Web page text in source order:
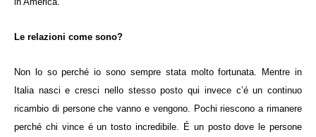
Le relazioni come sono?
Non lo so perché io sono sempre stata molto fortunata. Mentre in
Italia nasci e cresci nello stesso posto qui invece c’é un continuo
ricambio di persone che vanno e vengono. Pochi riescono a rimanere
perché chi vince é un tosto incredibile. É un posto dove le persone